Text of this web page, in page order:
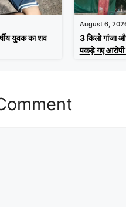
युवक का शव
August 6,
3 किलो गांजा
पकड़े गए आरोपी